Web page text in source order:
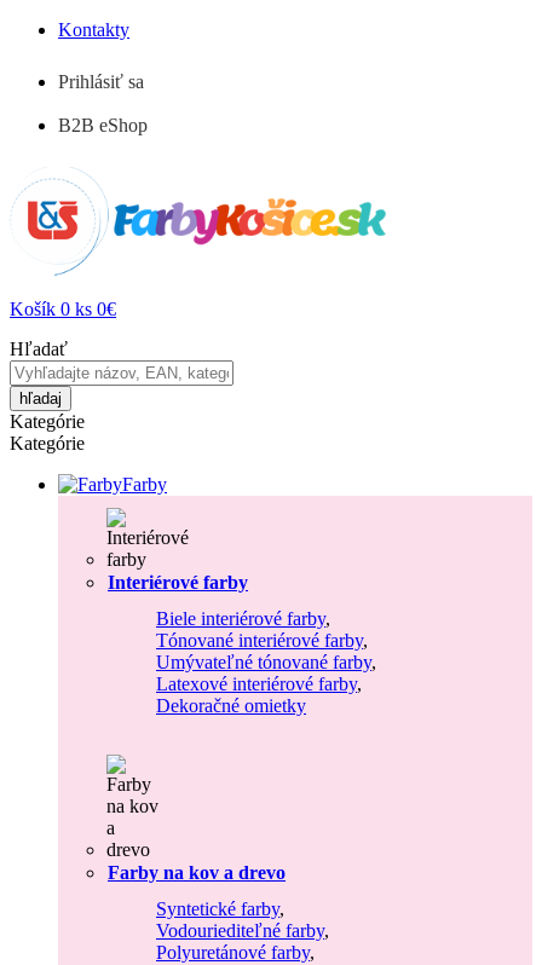
Kontakty
Prihlásiť sa
B2B eShop
Košík 0 ks 0€
Hľadať
hľadaj
Kategórie
Kategórie
Farby
Interiérové farby
Biele interiérové farby,
Tónované interiérové farby,
Umývateľné tónované farby,
Latexové interiérové farby,
Dekoračné omietky
Farby na kov a drevo
Syntetické farby,
Vodouriediteľné farby,
Polyuretánové farby,